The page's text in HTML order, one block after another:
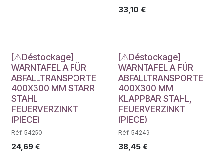
33,10 €
Déstockage
[⚠Déstockage]
WARNTAFEL A FÜR
ABFALLTRANSPORTE
400X300 MM STARR
STAHL
FEUERVERZINKT
(PIECE)
Réf. 54250
24,69 €
Déstockage
[⚠Déstockage]
WARNTAFEL A FÜR
ABFALLTRANSPORTE
400X300 MM
KLAPPBAR STAHL,
FEUERVERZINKT
(PIECE)
Réf. 54249
38,45€